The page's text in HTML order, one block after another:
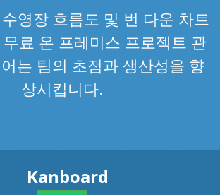
영장 흐름도 및 번 다운 차트
료 온 프레미스 프로젝트 관
는 팀의 초점과 생산성을 향
상시킵니다.
Kanboard